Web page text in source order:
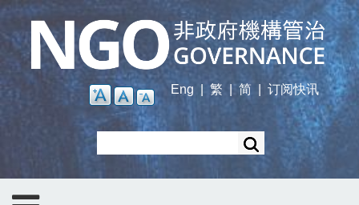
Skip
main
content
Eng
繁 | 简 订阅快讯